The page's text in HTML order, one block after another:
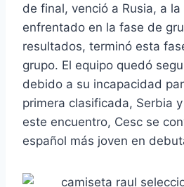
de final, venció a Rusia, a
enfrentado en la fase de
resultados, terminó esta
grupo. El equipo quedó
debido a su incapacidad
primera clasificada, Serbia
este encuentro, Cesc se
español más joven en